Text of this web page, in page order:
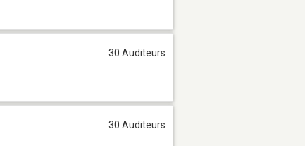
30 Auditeurs
30 Auditeurs